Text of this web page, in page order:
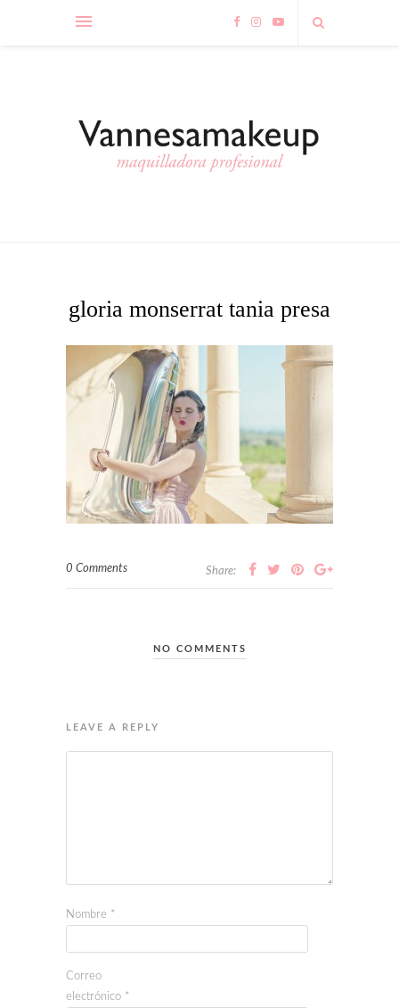
gloria monserrat tania presa
0 Comments Share:
NO COMMENTS
LEAVE A REPLY
Nombre *
Correo
electrónico *